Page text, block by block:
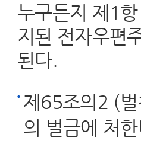
누구든지 제1
지된 전자우편
된다.
제65조의2 (
의 벌금에 처